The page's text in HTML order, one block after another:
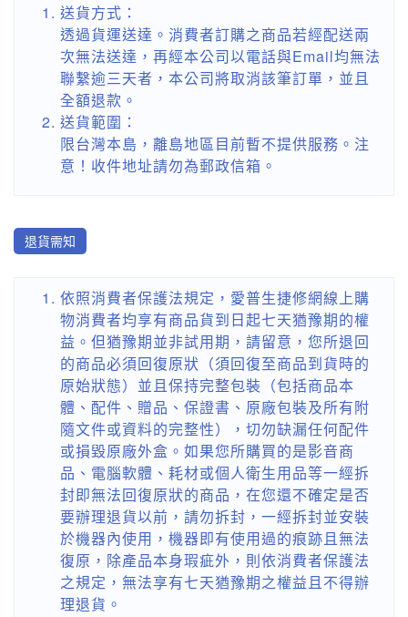
送貨方式：
透過貨運送達。消費者訂購之商品若經配送兩
次無法送達，再經本公司以電話與Email均無法
聯繫逾三天者，本公司將取消該筆訂單，並且
全額退款。
送貨範圍：
限台灣本島，離島地區目前暫不提供服務。注
意！收件地址請勿為郵政信箱。
退貨需知
依照消費者保護法規定，愛普生捷修網線上購
物消費者均享有商品貨到日起七天猶豫期的權
益。但猶豫期並非試用期，請留意，您所退回
的商品必須回復原狀（須回復至商品到貨時的
原始狀態）並且保持完整包裝（包括商品本
體、配件、贈品、保證書、原廠包裝及所有附
隨文件或資料的完整性），切勿缺漏任何配件
或損毀原廠外盒。如果您所購買的是影音商
品、電腦軟體、耗材或個人衛生用品等一經拆
封即無法回復原狀的商品，在您還不確定是否
要辦理退貨以前，請勿拆封，一經拆封並安裝
於機器內使用，機器即有使用過的痕跡且無法
復原，除產品本身瑕疵外，則依消費者保護法
之規定，無法享有七天猶豫期之權益且不得辦
理退貨。